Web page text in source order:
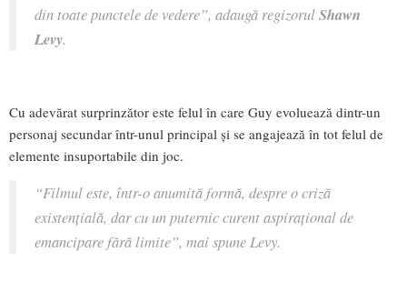
din toate punctele de vedere”, adaugă regizorulShawn
Levy.
Cu adevărat surprinzător este felul în care Guy evoluează dintr-un
personaj secundar într-unul principal și se angajează în tot felul de
elemente insuportabile din joc.
“Filmul este, într-o anumită formă, despre o criză
existențială, dar cu un puternic curent aspirațional de
emancipare fără limite”, mai spune Levy.